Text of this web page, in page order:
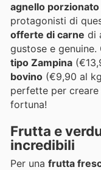
agnello porzionato
protagonisti di
offerte di carne di
gustose e
tipo Zampina
bovino (€9,90 al
perfette per creare
fortuna!
Frutta e
incredibili
Per una frutta